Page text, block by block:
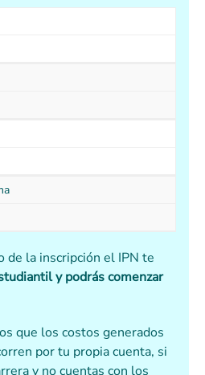
de la inscripción el IPN te
y podrás comenzar
que los costos generados
por tu propia cuenta, si
y no cuentas con los